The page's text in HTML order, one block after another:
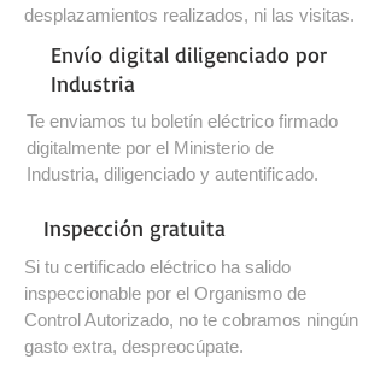
desplazamientos realizados, ni las visitas.
Envío digital diligenciado por
Industria
Te enviamos tu boletín eléctrico firmado
digitalmente por el Ministerio de
Industria, diligenciado y autentificado.
Inspección gratuita
Si tu certificado eléctrico ha salido
inspeccionable por el Organismo de
Control Autorizado, no te cobramos ningún
gasto extra, despreocúpate.